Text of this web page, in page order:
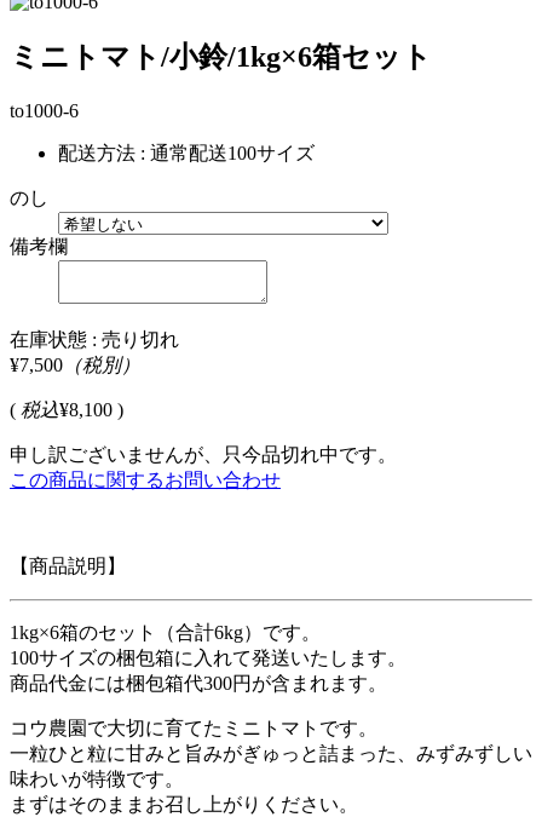
ミニトマト/小鈴/1kg×6箱セット
to1000-6
配送方法 : 通常配送100サイズ
のし
備考欄
在庫状態 : 売り切れ
¥7,500 （税別）
( 税込¥8,100 )
申し訳ございませんが、只今品切れ中です。
この商品に関するお問い合わせ
【商品説明】
1kg×6箱のセット（合計6kg）です。
100サイズの梱包箱に入れて発送いたします。
商品代金には梱包箱代300円が含まれます。
コウ農園で大切に育てたミニトマトです。
一粒ひと粒に甘みと旨みがぎゅっと詰まった、みずみずしい
味わいが特徴です。
まずはそのままお召し上がりください。